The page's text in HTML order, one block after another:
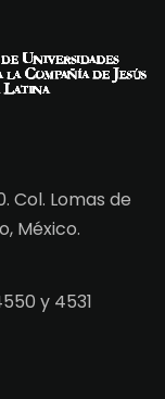
Col. Lomas de
México.
y 4531